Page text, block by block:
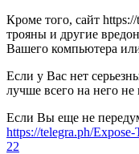
Кроме того, сайт
трояны и другие
Вашего компьютера
Если у Вас нет
лучше всего на него не
Если Вы еще не
https://telegra.ph/
22